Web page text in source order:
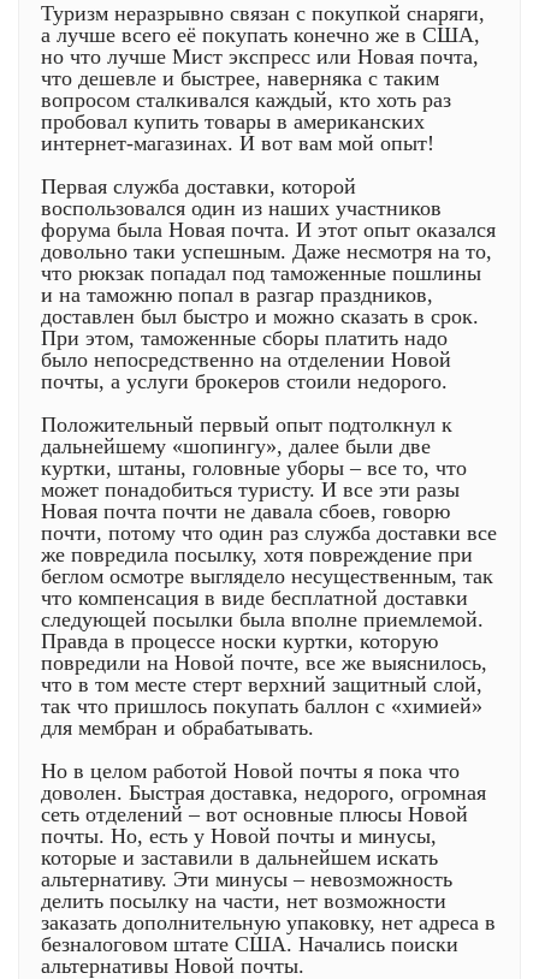
Туризм неразрывно связан с покупкой снаряги,
а лучше всего её покупать конечно же в США,
но что лучше Мист экспресс или Новая почта,
что дешевле и быстрее, наверняка с таким
вопросом сталкивался каждый, кто хоть раз
пробовал купить товары в американских
интернет-магазинах. И вот вам мой опыт!
Первая служба доставки, которой
воспользовался один из наших участников
форума была Новая почта. И этот опыт оказался
довольно таки успешным. Даже несмотря на то,
что рюкзак попадал под таможенные пошлины
и на таможню попал в разгар праздников,
доставлен был быстро и можно сказать в срок.
При этом, таможенные сборы платить надо
было непосредственно на отделении Новой
почты, а услуги брокеров стоили недорого.
Положительный первый опыт подтолкнул к
дальнейшему «шопингу», далее были две
куртки, штаны, головные уборы – все то, что
может понадобиться туристу. И все эти разы
Новая почта почти не давала сбоев, говорю
почти, потому что один раз служба доставки все
же повредила посылку, хотя повреждение при
беглом осмотре выглядело несущественным, так
что компенсация в виде бесплатной доставки
следующей посылки была вполне приемлемой.
Правда в процессе носки куртки, которую
повредили на Новой почте, все же выяснилось,
что в том месте стерт верхний защитный слой,
так что пришлось покупать баллон с «химией»
для мембран и обрабатывать.
Но в целом работой Новой почты я пока что
доволен. Быстрая доставка, недорого, огромная
сеть отделений – вот основные плюсы Новой
почты. Но, есть у Новой почты и минусы,
которые и заставили в дальнейшем искать
альтернативу. Эти минусы – невозможность
делить посылку на части, нет возможности
заказать дополнительную упаковку, нет адреса в
безналоговом штате США. Начались поиски
альтернативы Новой почты.